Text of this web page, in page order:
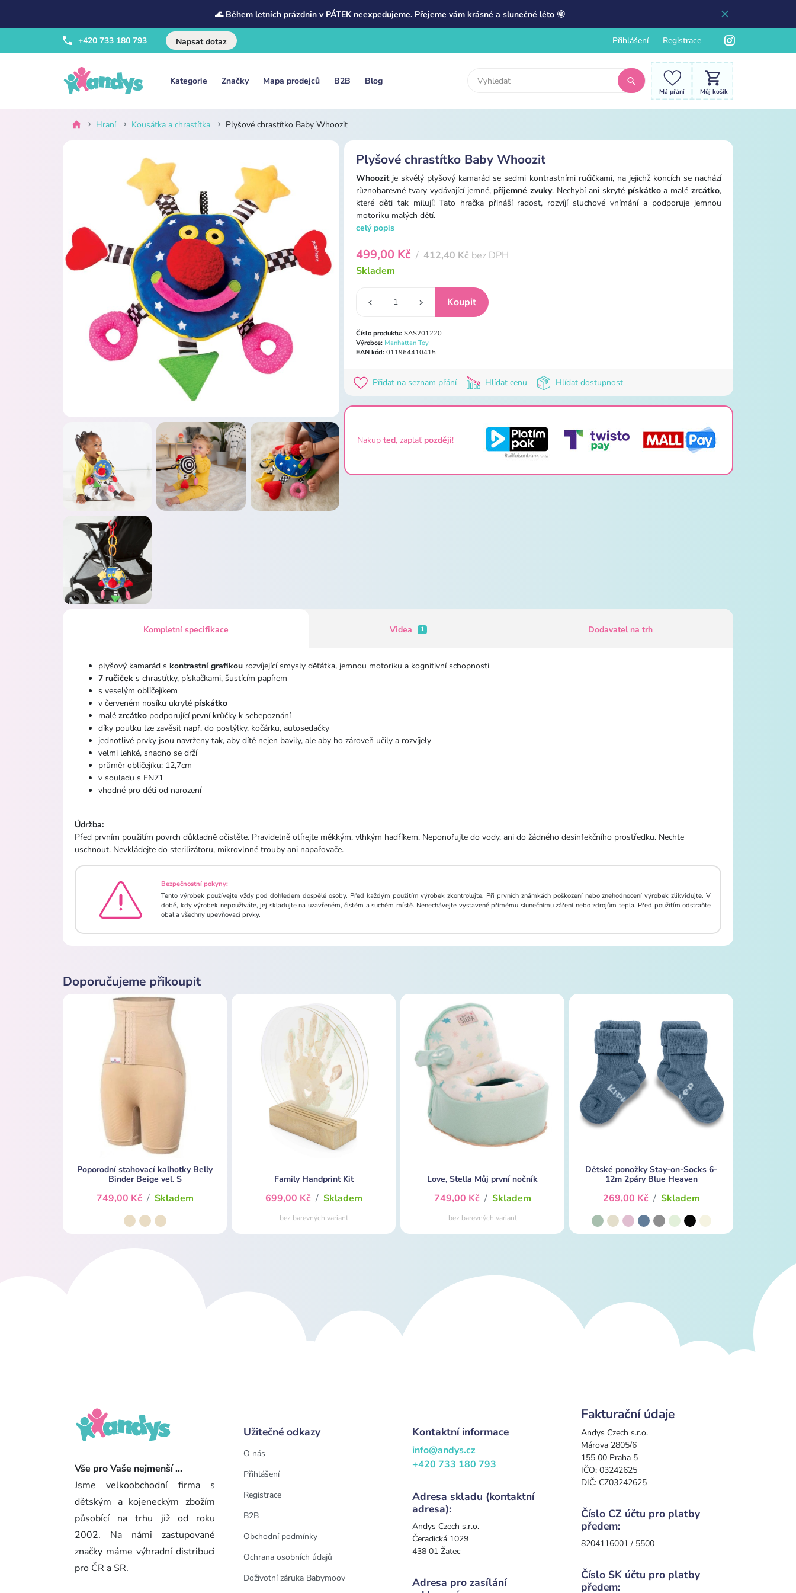
🌊 Během letních prázdnin v PÁTEK neexpedujeme. Přejeme vám krásné a slunečné léto 🌞
+420 733 180 793 Napsat dotaz Přihlášení Registrace
Kategorie Značky Mapa prodejců B2B Blog
Má přání Můj košík
Hraní Kousátka a chrastítka Plyšové chrastítko Baby Whoozit
Plyšové chrastítko Baby Whoozit
Whoozitje skvělý plyšový kamarád se sedmi kontrastními ručičkami, na jejichž koncích se nachází
různobarevné tvary vydávající jemné, příjemné zvuky. Nechybí ani skryté pískátkoa malézrcátko,
které děti tak milují! Tato hračka přináší radost, rozvíjí sluchové vnímání a podporuje jemnou
motoriku malých dětí.
celý popis
499,00 Kč / 412,40 Kč bez DPH
Skladem
Číslo produktu: SAS201220
Výrobce: Manhattan Toy
EAN kód: 011964410415
Přidat na seznam přání Hlídat cenu Hlídat dostupnost
Nakup teď, zaplať později!
Kompletní specifikace Videa 1 Dodavatel na trh
plyšový kamarád s kontrastní grafikou rozvíjející smysly děťátka, jemnou motoriku a kognitivní schopnosti
7 ručiček s chrastítky, pískačkami, šustícím papírem
s veselým obličejíkem
v červeném nosíku ukryté pískátko
malé zrcátko podporující první krůčky k sebepoznání
díky poutku lze zavěsit např. do postýlky, kočárku, autosedačky
jednotlivé prvky jsou navrženy tak, aby dítě nejen bavily, ale aby ho zároveň učily a rozvíjely
velmi lehké, snadno se drží
průměr obličejíku: 12,7cm
v souladu s EN71
vhodné pro děti od narození
Údržba:
Před prvním použitím povrch důkladně očistěte. Pravidelně otírejte měkkým, vlhkým hadříkem. Neponořujte do vody, ani do žádného desinfekčního prostředku. Nechte
uschnout. Nevkládejte do sterilizátoru, mikrovlnné trouby ani napařovače.
Bezpečnostní pokyny:
Tento výrobek používejte vždy pod dohledem dospělé osoby. Před každým použitím výrobek zkontrolujte. Při prvních známkách poškození nebo znehodnocení výrobek zlikvidujte. V
době, kdy výrobek nepoužíváte, jej skladujte na uzavřeném, čistém a suchém místě. Nenechávejte vystavené přímému slunečnímu záření nebo zdrojům tepla. Před použitím odstraňte
obal a všechny upevňovací prvky.
Doporučujeme přikoupit
Poporodní stahovací kalhotky Belly
Binder Beige vel. S
749,00 Kč / Skladem
Family Handprint Kit
699,00 Kč / Skladem
bez barevných variant
Love, Stella Můj první nočník
749,00 Kč / Skladem
bez barevných variant
Dětské ponožky Stay-on-Socks 6-
12m 2páry Blue Heaven
269,00 Kč / Skladem
Vše pro Vaše nejmenší ...
Jsme velkoobchodní firma s
dětským a kojeneckým zbožím
působící na trhu již od roku
2002. Na námi zastupované
značky máme výhradní distribuci
pro ČR a SR.
Užitečné odkazy
O nás
Přihlášení
Registrace
B2B
Obchodní podmínky
Ochrana osobních údajů
Doživotní záruka Babymoov
Kontaktní informace
info@andys.cz
+420 733 180 793
Adresa skladu (kontaktní
adresa):
Andys Czech s.r.o.
Čeradická 1029
438 01 Žatec
Adresa pro zasílání
Fakturační údaje
Andys Czech s.r.o.
Márova 2805/6
155 00 Praha 5
IČO: 03242625
DIČ: CZ03242625
Číslo CZ účtu pro platby
předem:
8204116001 / 5500
Číslo SK účtu pro platby
předem: